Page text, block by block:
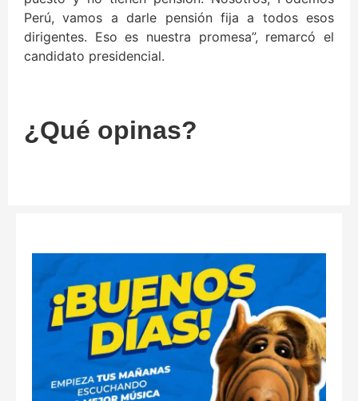
Perú, vamos a darle pensión fija a todos esos
dirigentes. Eso es nuestra promesa”, remarcó el
candidato presidencial.
¿Qué opinas?